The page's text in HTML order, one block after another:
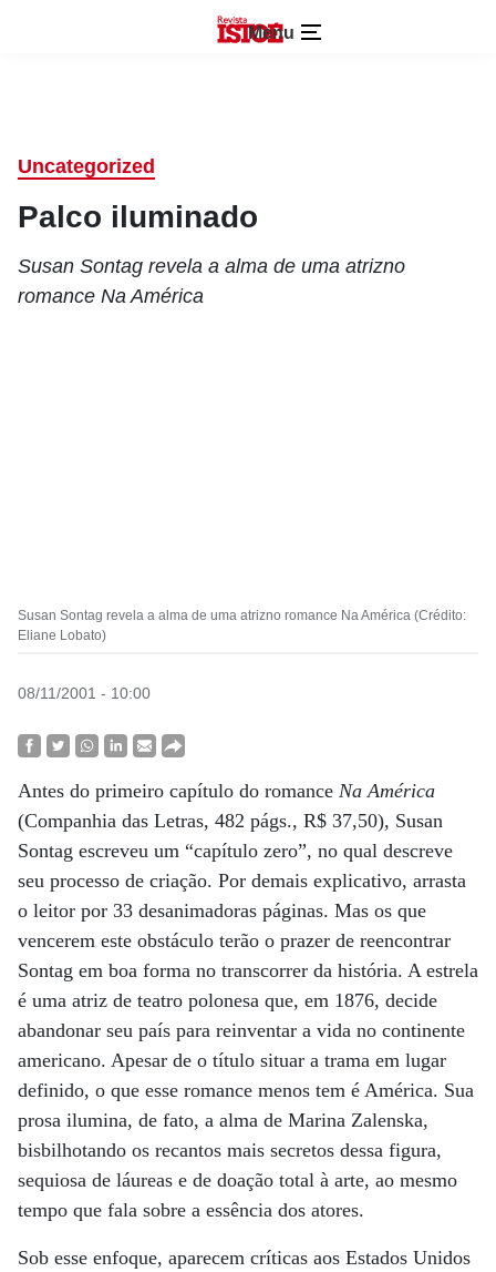
Menu
Uncategorized
Palco iluminado
Susan Sontag revela a alma de uma atrizno
romance Na América
Susan Sontag revela a alma de uma atrizno romance Na América (Crédito:
Eliane Lobato)
08/11/2001 - 10:00
Antes do primeiro capítulo do romance Na América
(Companhia das Letras, 482 págs., R$ 37,50), Susan
Sontag escreveu um “capítulo zero”, no qual descreve
seu processo de criação. Por demais explicativo, arrasta
o leitor por 33 desanimadoras páginas. Mas os que
vencerem este obstáculo terão o prazer de reencontrar
Sontag em boa forma no transcorrer da história. A estrela
é uma atriz de teatro polonesa que, em 1876, decide
abandonar seu país para reinventar a vida no continente
americano. Apesar de o título situar a trama em lugar
definido, o que esse romance menos tem é América. Sua
prosa ilumina, de fato, a alma de Marina Zalenska,
bisbilhotando os recantos mais secretos dessa figura,
sequiosa de láureas e de doação total à arte, ao mesmo
tempo que fala sobre a essência dos atores.
Sob esse enfoque, aparecem críticas aos Estados Unidos